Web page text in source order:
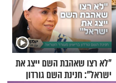
"לא רצו שאהבת השם ייצג את
ישראל": חנינת השם גורדון